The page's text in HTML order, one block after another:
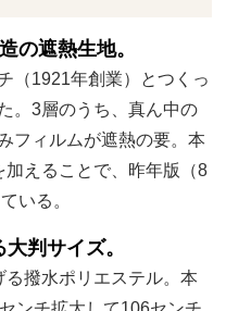
の遮熱生地。
（1921年創業）とつくっ
。3層のうち、真ん中の
フィルムが遮熱の要。本
えることで、昨年版（8
いる。
判サイズ。
撥水ポリエステル。本